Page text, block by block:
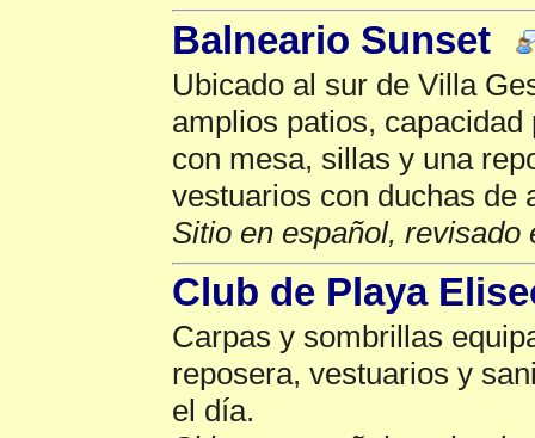
Balneario Sunset
Ubicado al sur de Villa
amplios patios,
con mesa, sillas y una
vestuarios con duchas de
Sitio en español, revisado
Club de Playa
Carpas y sombrillas
reposera, vestuarios y
el día.